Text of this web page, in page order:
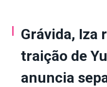
Grávida, Iza
traição de
anuncia